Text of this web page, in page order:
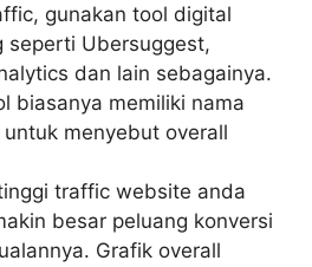
gunakan tool digital
seperti Ubersuggest,
dan lain sebagainya.
biasanya memiliki nama
menyebut overall
traffic website anda
besar peluang konversi
Grafik overall